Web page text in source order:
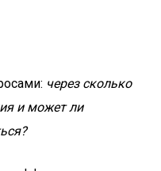
через сколько
и может ли